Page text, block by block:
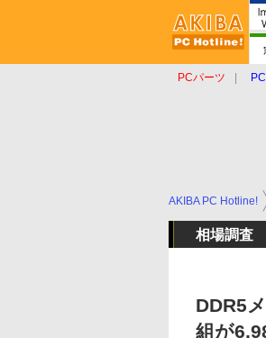
PCパーツ
AKIBA PC Hotline!
相場調査
DDR5
組が